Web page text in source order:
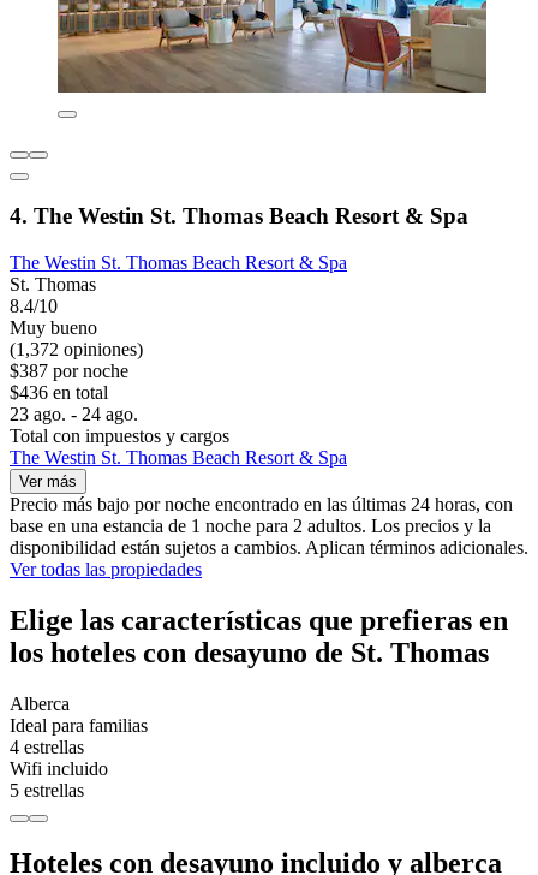
4. The Westin St. Thomas Beach Resort & Spa
The Westin St. Thomas Beach Resort & Spa
St. Thomas
8.4/10
Muy bueno
(1,372 opiniones)
$387 por noche
$436 en total
23 ago. - 24 ago.
Total con impuestos y cargos
The Westin St. Thomas Beach Resort & Spa
Ver más
Precio más bajo por noche encontrado en las últimas 24 horas, con
base en una estancia de 1 noche para 2 adultos. Los precios y la
disponibilidad están sujetos a cambios. Aplican términos adicionales.
Ver todas las propiedades
Elige las características que prefieras en
los hoteles con desayuno de St. Thomas
Alberca
Ideal para familias
4 estrellas
Wifi incluido
5 estrellas
Hoteles con desayuno incluido y alberca